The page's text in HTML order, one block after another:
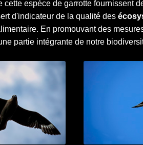
espèce de garrotte fournissent
d'indicateur de la qualité des
En promouvant des
partie intégrante de notre